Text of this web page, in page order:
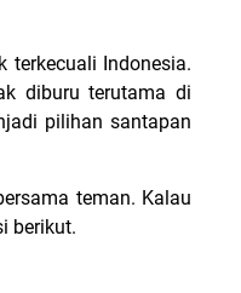
terkecuali Indonesia.
diburu terutama di
pilihan santapan
teman. Kalau
berikut.